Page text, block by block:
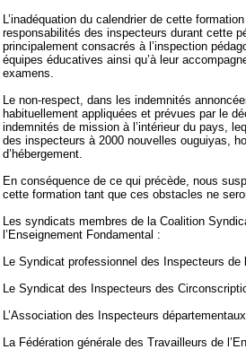
L’inadéquation du calendrier de cette
responsabilités des inspecteurs durant cette
principalement consacrés à l’inspection
équipes éducatives ainsi qu’à leur
examens.
Le non-respect, dans les indemnités
habituellement appliquées et prévues par le
indemnités de mission à l’intérieur du pays,
des inspecteurs à 2000 nouvelles ouguiyas,
d’hébergement.
En conséquence de ce qui précède, nous
cette formation tant que ces obstacles ne
Les syndicats membres de la Coalition
l’Enseignement Fondamental :
Le Syndicat professionnel des Inspecteurs de
Le Syndicat des Inspecteurs des
L’Association des Inspecteurs départementaux
La Fédération générale des Travailleurs de